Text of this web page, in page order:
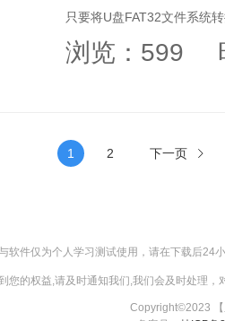
只要将U盘FAT32文件系统
浏览：599
1 2 下一页
软件仅为个人学习测试使用，请在下载后24
您的权益,请及时通知我们,我们会及时处理
Copyright©2023